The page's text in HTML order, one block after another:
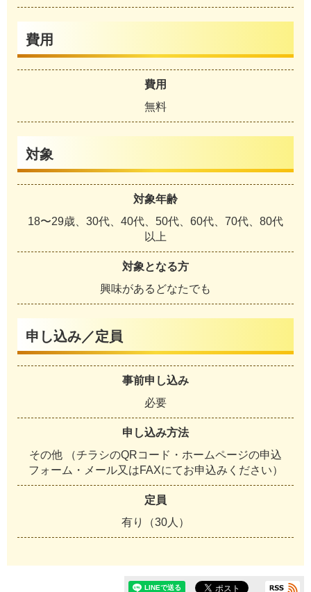
費用
費用
無料
対象
対象年齢
18〜29歳、30代、40代、50代、60代、70代、80代
以上
対象となる方
興味があるどなたでも
申し込み／定員
事前申し込み
必要
申し込み方法
その他 （チラシのQRコード・ホームページの申込
フォーム・メール又はFAXにてお申込みください）
定員
有り（30人）